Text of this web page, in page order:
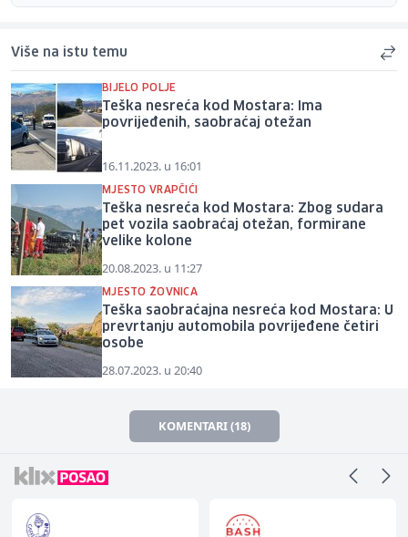
Više na istu temu
BIJELO POLJE
Teška nesreća kod Mostara: Ima
povrijeđenih, saobraćaj otežan
16.11.2023. u 16:01
MJESTO VRAPČIĆI
Teška nesreća kod Mostara: Zbog sudara
pet vozila saobraćaj otežan, formirane
velike kolone
20.08.2023. u 11:27
MJESTO ŽOVNICA
Teška saobraćajna nesreća kod Mostara: U
prevrtanju automobila povrijeđene četiri
osobe
28.07.2023. u 20:40
KOMENTARI (18)